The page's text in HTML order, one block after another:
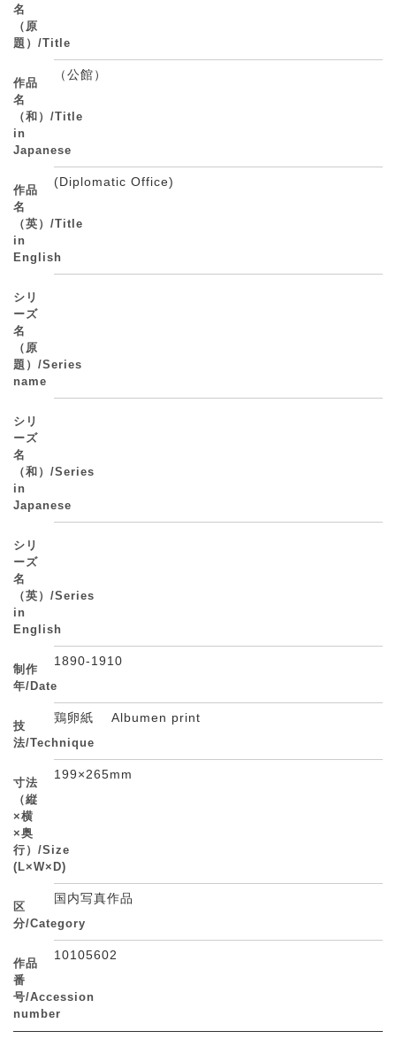
名
（原
題）/Title
作品
名
（和）/Title
in
Japanese
（公館）
作品
名
（英）/Title
in
English
(Diplomatic Office)
シリ
ーズ
名
（原
題）/Series
name
シリ
ーズ
名
（和）/Series
in
Japanese
シリ
ーズ
名
（英）/Series
in
English
制作
年/Date
1890-1910
技
法/Technique
鶏卵紙 Albumen print
寸法
（縦
×横
×奥
行）/Size
(L×W×D)
199×265mm
区
分/Category
国内写真作品
作品
番
号/Accession
number
10105602